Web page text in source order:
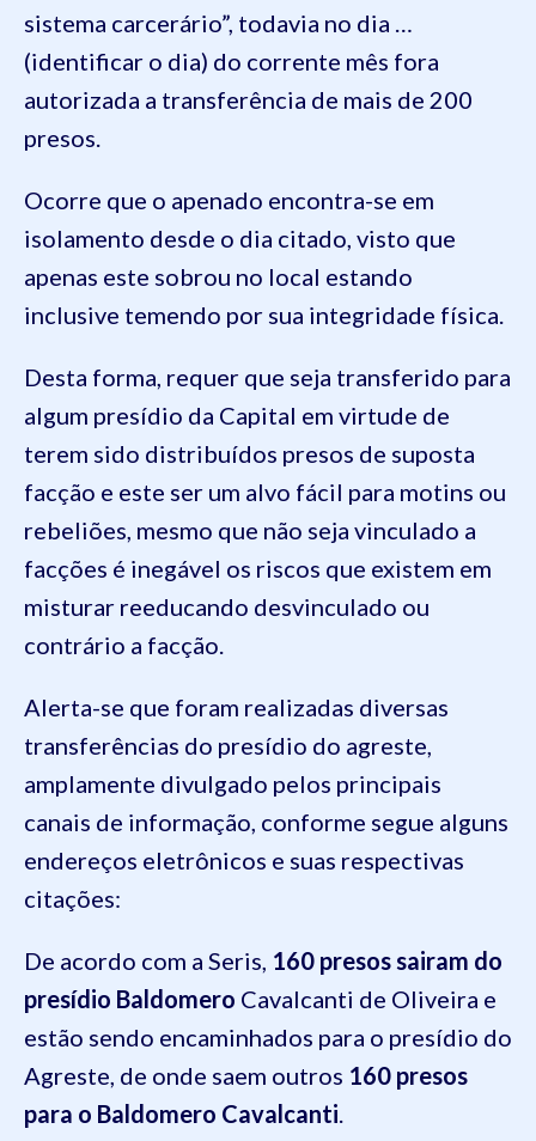
sistema carcerário”, todavia no dia …
(identificar o dia) do corrente mês fora
autorizada a transferência de mais de 200
presos.
Ocorre que o apenado encontra-se em
isolamento desde o dia citado, visto que
apenas este sobrou no local estando
inclusive temendo por sua integridade física.
Desta forma, requer que seja transferido para
algum presídio da Capital em virtude de
terem sido distribuídos presos de suposta
facção e este ser um alvo fácil para motins ou
rebeliões, mesmo que não seja vinculado a
facções é inegável os riscos que existem em
misturar reeducando desvinculado ou
contrário a facção.
Alerta-se que foram realizadas diversas
transferências do presídio do agreste,
amplamente divulgado pelos principais
canais de informação, conforme segue alguns
endereços eletrônicos e suas respectivas
citações:
De acordo com a Seris, 160 presossairam do
presídio Baldomero Cavalcanti de Oliveira e
estão sendo encaminhados para o presídio do
Agreste, de onde saem outros 160 presos
para o Baldomero Cavalcanti.